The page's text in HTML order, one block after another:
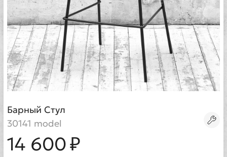
Барный Стул
30141 model
14 600 ₽